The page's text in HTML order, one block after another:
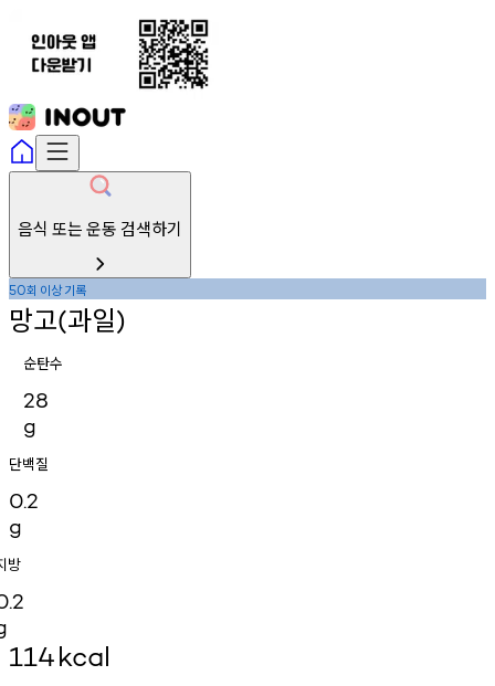
음식 또는 운동 검색하기
50회 이상기록
망고(과일)
순탄수
28
g
단백질
0.2
g
방
114kcal